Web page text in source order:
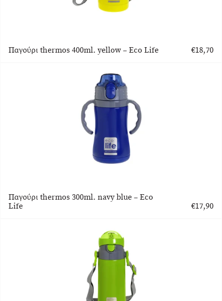
Παγούρι thermos 400ml. yellow – Eco Life €18,70
Παγούρι thermos 300ml. navy blue – Eco
Life
€17,90